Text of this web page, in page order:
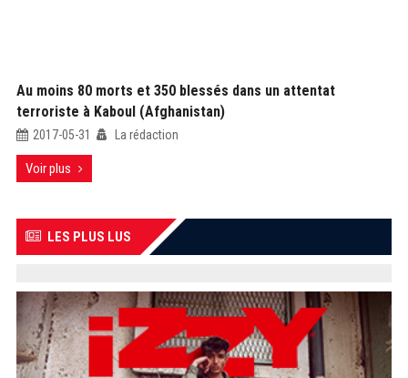
Au moins 80 morts et 350 blessés dans un attentat
terroriste à Kaboul (Afghanistan)
2017-05-31 La rédaction
Voir plus
LES PLUS LUS